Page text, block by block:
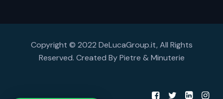
Copyright © 2022 DeLucaGroup.it, All Rights
Reserved. Created ByPietre & Minuterie